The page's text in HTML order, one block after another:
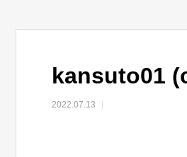
kansuto01
2022.07.13